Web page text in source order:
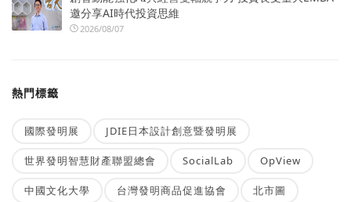
邀分享AI時代投資思維
2026/08/07
熱門標籤
國際發明展 JDIE日本設計創意暨發明展
世界發明智慧財產聯盟總會 SocialLab OpView
中國文化大學 台灣發明商品促進協會 北市圖